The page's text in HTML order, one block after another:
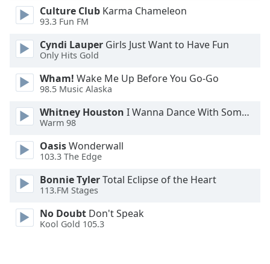
Caption
Area
Color
Opacity
Edge
Style
Font
Culture Club Karma Chameleon
93.3 Fun FM
Cyndi Lauper Girls Just Want to Have Fun
Only Hits Gold
Wham! Wake Me Up Before You Go-Go
98.5 Music Alaska
Whitney Houston I Wanna Dance With Somebody
Warm 98
OasisWonderwall
103.3 The Edge
Bonnie TylerTotal Eclipse of the Heart
113.FM Stages
No Doubt Don't Speak
Kool Gold 105.3